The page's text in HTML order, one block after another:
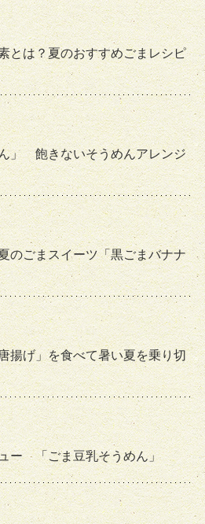
とは？夏のおすすめごまレシピ
」 飽きないそうめんアレンジ
のごまスイーツ「黒ごまバナナ
揚げ」を食べて暑い夏を乗り切
ー 「ごま豆乳そうめん」